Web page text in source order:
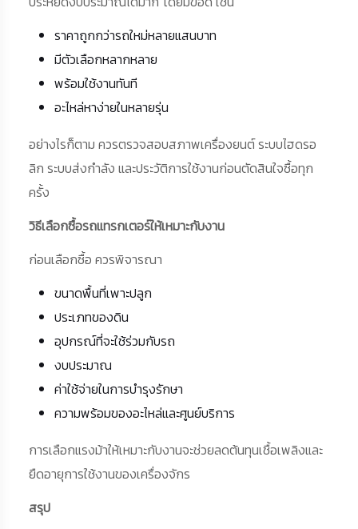
ราคาถูกกว่ารถใหม่หลายแสนบาท
มีตัวเลือกหลากหลาย
พร้อมใช้งานทันที
อะไหล่หาง่ายในหลายรุ่น
อย่างไรก็ตาม ควรตรวจสอบสภาพเครื่องยนต์ ระบบไฮดรอ
ลิก ระบบส่งกำลัง และประวัติการใช้งานก่อนตัดสินใจซื้อทุก
ครั้ง
วิธีเลือกซื้อรถแทรกเตอร์ให้เหมาะกับงาน
ก่อนเลือกซื้อ ควรพิจารณา
ขนาดพื้นที่เพาะปลูก
ประเภทของดิน
อุปกรณ์ที่จะใช้ร่วมกับรถ
งบประมาณ
ค่าใช้จ่ายในการบำรุงรักษา
ความพร้อมของอะไหล่และศูนย์บริการ
การเลือกแรงม้าให้เหมาะกับงานจะช่วยลดต้นทุนเชื้อเพลิงและ
ยืดอายุการใช้งานของเครื่องจักร
สรุป